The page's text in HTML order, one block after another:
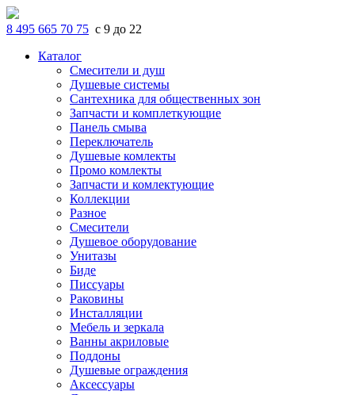
8 495 665 70 75 с 9 до 22
Каталог
Смесители и душ
Душевые системы
Сантехника для общественных зон
Запчасти и комплеткующие
Панель смыва
Переключатель
Душевые комлекты
Промо комлекты
Запчасти и комлектующие
Коллекции
Разное
Смесители
Душевое оборудование
Унитазы
Биде
Писсуары
Раковины
Инсталляции
Мебель и зеркала
Ванны акриловые
Поддоны
Душевые ограждения
Аксессуары